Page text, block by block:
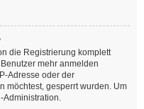
die Registrierung komplett
mehr anmelden
Adresse oder der
möchtest, gesperrt wurden. Um
Administration.